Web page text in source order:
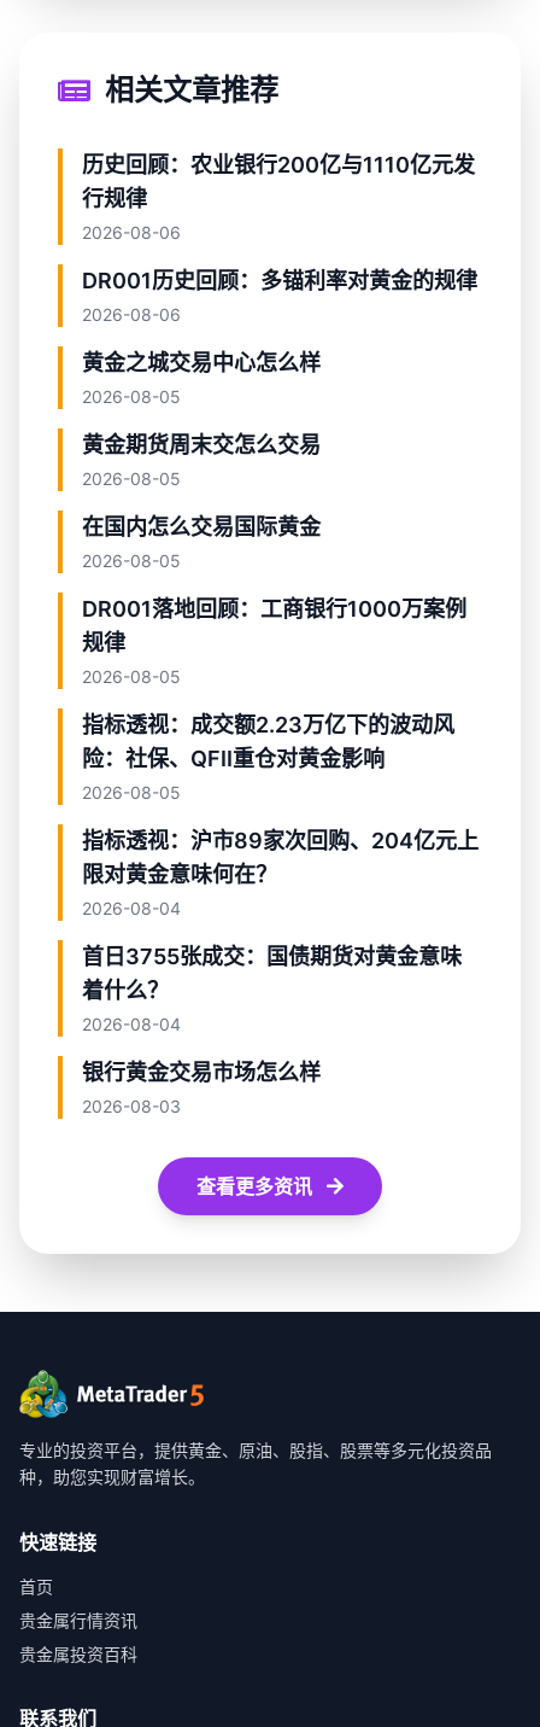
相关文章推荐
历史回顾：农业银行200亿与1110亿元发
行规律
2026-08-06
DR001历史回顾：多锚利率对黄金的规律
2026-08-06
黄金之城交易中心怎么样
2026-08-05
黄金期货周末交怎么交易
2026-08-05
在国内怎么交易国际黄金
2026-08-05
DR001落地回顾：工商银行1000万案例
规律
2026-08-05
指标透视：成交额2.23万亿下的波动风
险：社保、QFII重仓对黄金影响
2026-08-05
指标透视：沪市89家次回购、204亿元上
限对黄金意味何在？
2026-08-04
首日3755张成交：国债期货对黄金意味
着什么？
2026-08-04
银行黄金交易市场怎么样
2026-08-03
查看更多资讯
专业的投资平台，提供黄金、原油、股指、股票等多元化投资品
种，助您实现财富增长。
快速链接
首页
贵金属行情资讯
贵金属投资百科
联系我们